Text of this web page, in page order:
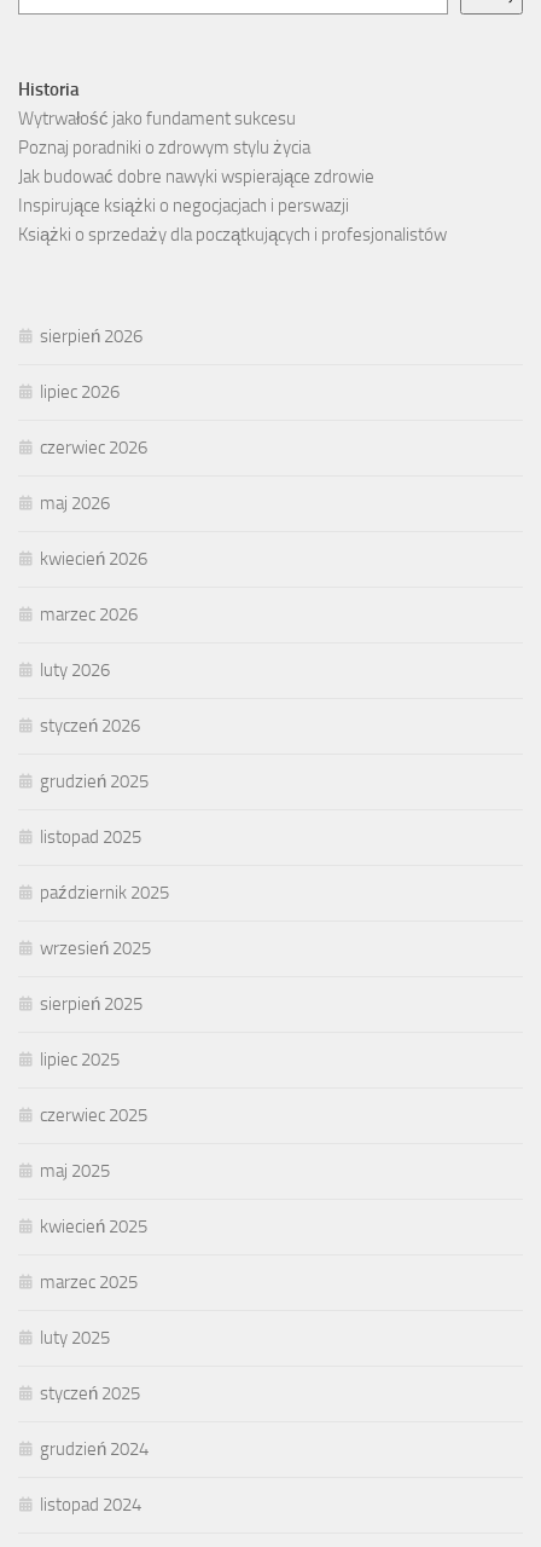
Historia
Wytrwałość jako fundament sukcesu
Poznaj poradniki o zdrowym stylu życia
Jak budować dobre nawyki wspierające zdrowie
Inspirujące książki o negocjacjach i perswazji
Książki o sprzedaży dla początkujących i profesjonalistów
sierpień 2026
lipiec 2026
czerwiec 2026
maj 2026
kwiecień 2026
marzec 2026
luty 2026
styczeń 2026
grudzień 2025
listopad 2025
październik 2025
wrzesień 2025
sierpień 2025
lipiec 2025
czerwiec 2025
maj 2025
kwiecień 2025
marzec 2025
luty 2025
styczeń 2025
grudzień 2024
listopad 2024